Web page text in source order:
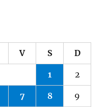
V S D
1 2
7 8 9